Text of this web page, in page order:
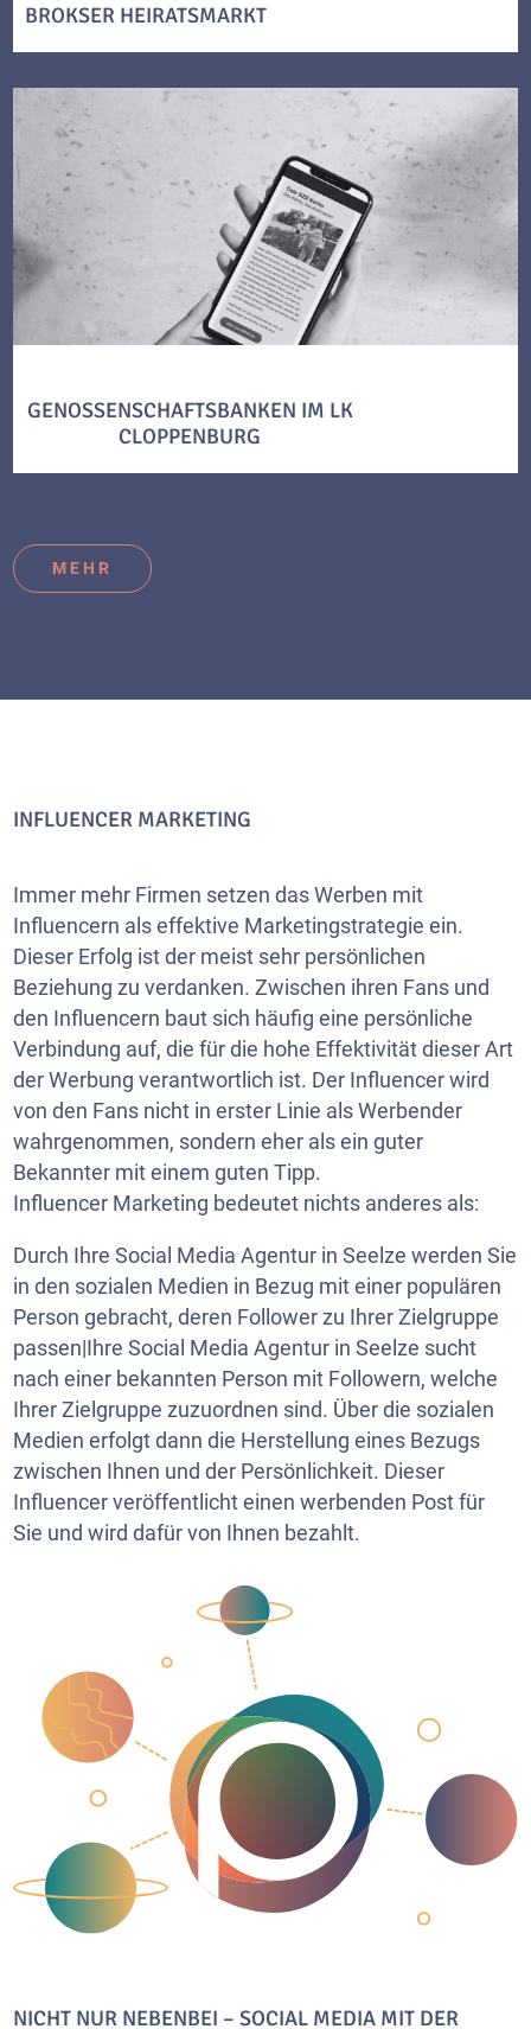
BROKSER HEIRATSMARKT
GENOSSENSCHAFTSBANKEN IM LK
CLOPPENBURG
MEHR
INFLUENCER MARKETING
Immer mehr Firmen setzen das Werben mit
Influencern als effektive Marketingstrategie ein.
Dieser Erfolg ist der meist sehr persönlichen
Beziehung zu verdanken. Zwischen ihren Fans und
den Influencern baut sich häufig eine persönliche
Verbindung auf, die für die hohe Effektivität dieser Art
der Werbung verantwortlich ist. Der Influencer wird
von den Fans nicht in erster Linie als Werbender
wahrgenommen, sondern eher als ein guter
Bekannter mit einem guten Tipp.
Influencer Marketing bedeutet nichts anderes als:
Durch Ihre Social Media Agentur in Seelze werden Sie
in den sozialen Medien in Bezug mit einer populären
Person gebracht, deren Follower zu Ihrer Zielgruppe
passen|Ihre Social Media Agentur in Seelze sucht
nach einer bekannten Person mit Followern, welche
Ihrer Zielgruppe zuzuordnen sind. Über die sozialen
Medien erfolgt dann die Herstellung eines Bezugs
zwischen Ihnen und der Persönlichkeit. Dieser
Influencer veröffentlicht einen werbenden Post für
Sie und wird dafür von Ihnen bezahlt.
NICHT NUR NEBENBEI – SOCIAL MEDIA MIT DER